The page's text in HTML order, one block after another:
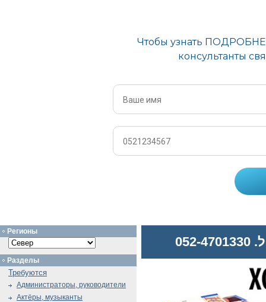
Регионы
Разделы
Требуются
Администраторы, руководители
Актёры, музыканты